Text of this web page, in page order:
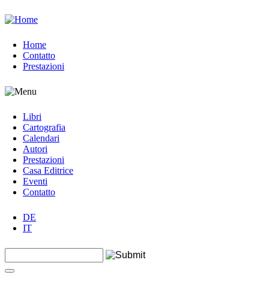
Jump to navigation
Home
Contatto
Prestazioni
Libri
Cartografia
Calendari
Autori
Prestazioni
Casa Editrice
Eventi
Contatto
DE
IT
Form di ricerca